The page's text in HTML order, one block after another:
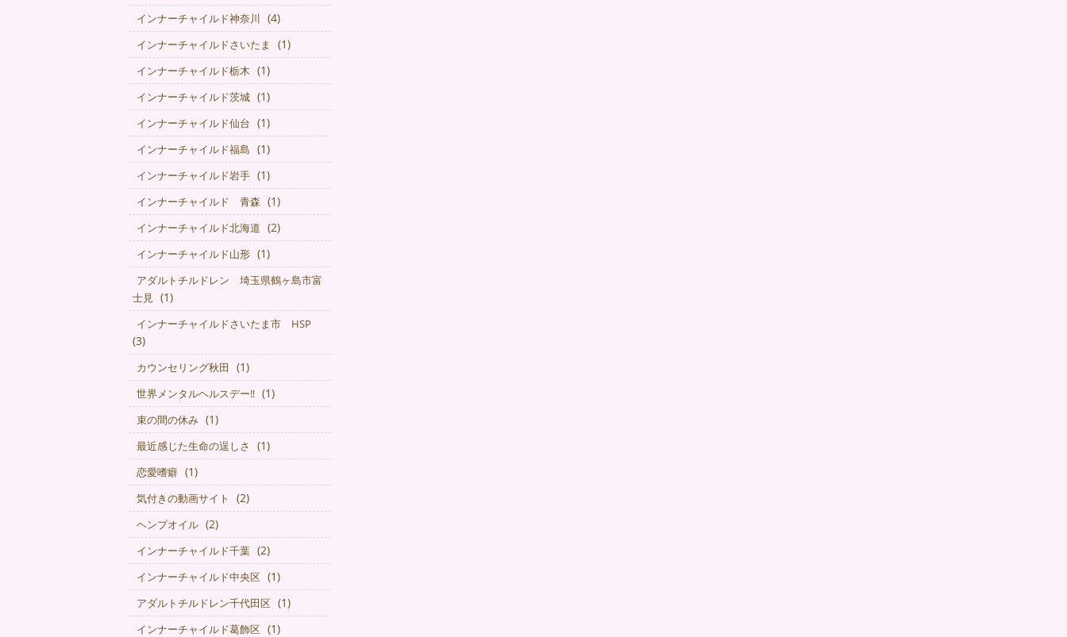
インナーチャイルド神奈川 (4)
インナーチャイルドさいたま (1)
インナーチャイルド栃木 (1)
インナーチャイルド茨城 (1)
インナーチャイルド仙台 (1)
インナーチャイルド福島 (1)
インナーチャイルド岩手 (1)
インナーチャイルド 青森 (1)
インナーチャイルド北海道 (2)
インナーチャイルド山形 (1)
アダルトチルドレン 埼玉県鶴ヶ島市富
士見 (1)
インナーチャイルドさいたま市 HSP
(3)
カウンセリング秋田 (1)
世界メンタルヘルスデー‼️ (1)
束の間の休み (1)
最近感じた生命の逞しさ (1)
恋愛嗜癖 (1)
気付きの動画サイト (2)
ヘンプオイル (2)
インナーチャイルド千葉 (2)
インナーチャイルド中央区 (1)
アダルトチルドレン千代田区 (1)
インナーチャイルド葛飾区 (1)